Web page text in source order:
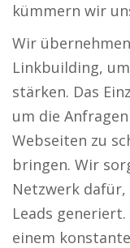
kümmern wir
Wir
Linkbuilding,
stärken. Das
um die
Webseiten zu
bringen. Wir
Netzwerk
Leads
einem